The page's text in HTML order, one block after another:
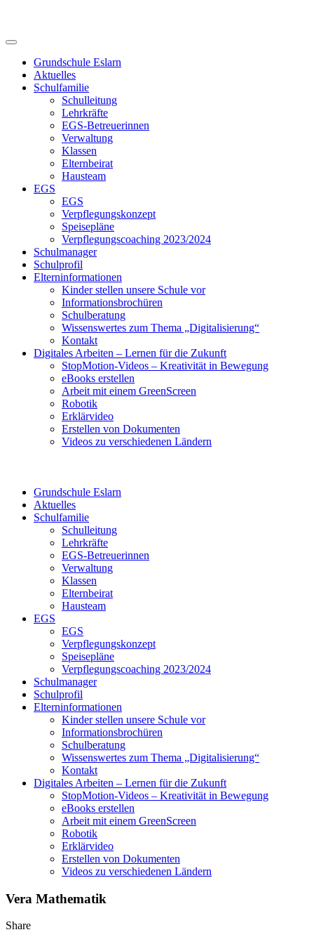
Grundschule Eslarn
Aktuelles
Schulfamilie
Schulleitung
Lehrkräfte
EGS-Betreuerinnen
Verwaltung
Klassen
Elternbeirat
Hausteam
EGS
EGS
Verpflegungskonzept
Speisepläne
Verpflegungscoaching 2023/2024
Schulmanager
Schulprofil
Elterninformationen
Kinder stellen unsere Schule vor
Informationsbrochüren
Schulberatung
Wissenswertes zum Thema „Digitalisierung“
Kontakt
Digitales Arbeiten – Lernen für die Zukunft
StopMotion-Videos – Kreativität in Bewegung
eBooks erstellen
Arbeit mit einem GreenScreen
Robotik
Erklärvideo
Erstellen von Dokumenten
Videos zu verschiedenen Ländern
Grundschule Eslarn
Aktuelles
Schulfamilie
Schulleitung
Lehrkräfte
EGS-Betreuerinnen
Verwaltung
Klassen
Elternbeirat
Hausteam
EGS
EGS
Verpflegungskonzept
Speisepläne
Verpflegungscoaching 2023/2024
Schulmanager
Schulprofil
Elterninformationen
Kinder stellen unsere Schule vor
Informationsbrochüren
Schulberatung
Wissenswertes zum Thema „Digitalisierung“
Kontakt
Digitales Arbeiten – Lernen für die Zukunft
StopMotion-Videos – Kreativität in Bewegung
eBooks erstellen
Arbeit mit einem GreenScreen
Robotik
Erklärvideo
Erstellen von Dokumenten
Videos zu verschiedenen Ländern
Vera Mathematik
Share